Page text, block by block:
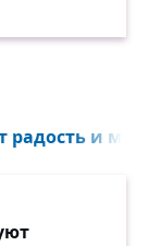
радость и